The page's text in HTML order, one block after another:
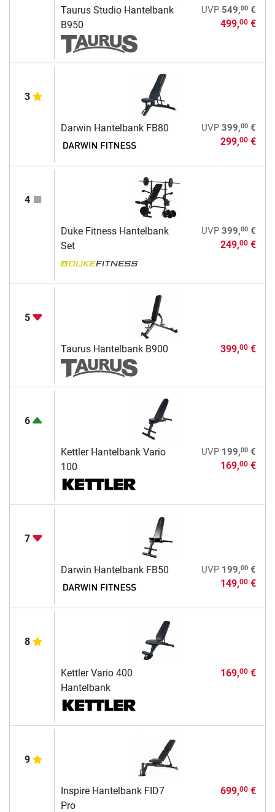
Taurus Studio Hantelbank
B950
UVP 549,00€
499,00€
3
Darwin Hantelbank FB80 UVP 399,00€
299,00€
4
Duke Fitness Hantelbank
Set
UVP 399,00€
249,00€
5
Taurus Hantelbank B900 399,00€
6
Kettler Hantelbank Vario
100
UVP 199,00€
169,00€
7
Darwin Hantelbank FB50 UVP 199,00€
149,00€
8
Kettler Vario 400
Hantelbank
169,00€
9
Inspire Hantelbank FID7
Pro
699,00€